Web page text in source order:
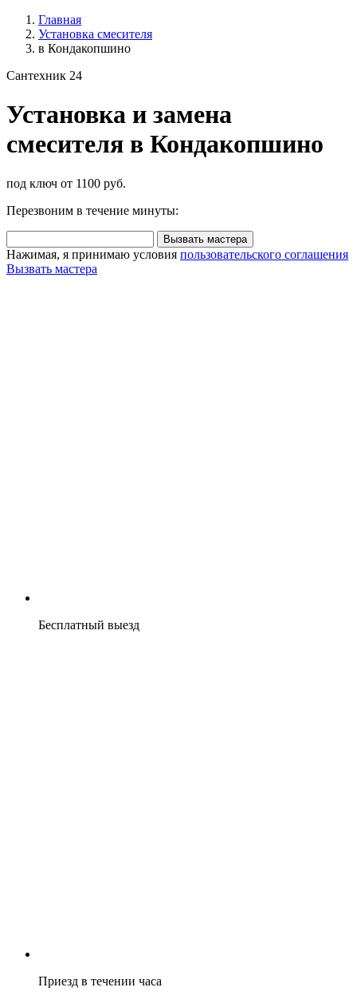
Главная
Установка смесителя
в Кондакопшино
Сантехник 24
Установка и замена
смесителя в Кондакопшино
под ключ от 1100 руб.
Перезвоним в течение минуты:
Вызвать мастера
Нажимая, я принимаю условия пользовательского соглашения
Вызвать мастера
Бесплатный выезд
Приезд в течении часа